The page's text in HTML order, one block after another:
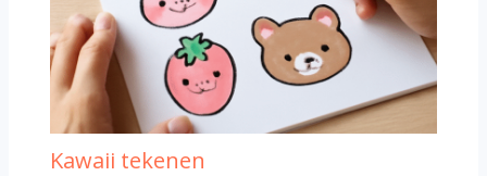
Kawaii tekenen